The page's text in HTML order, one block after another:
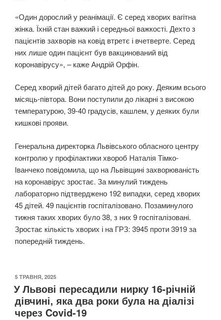
«Один дорослий у реанімації. Є серед хворих вагітна
жінка. Їхній стан важкий і середньої важкості. Дехто з
пацієнтів захворів на ковід втретє і вчетверте. Серед
них лише один пацієнт був вакцинований від
коронавірусу», – каже Андрій Орфін.
Серед хворий дітей багато дітей до року. Деяким всього
місяць-півтора. Вони поступили до лікарні з високою
температурою, 39-40 градусів, кашлем, у деяких були
кишкові прояви.
Генеральна директорка Львівського обласного центру
контролю у профілактики хвороб Наталія Тімко-
Іванчеко повідомила, що на Львівщині захворюваність
на коронавірус зростає. За минулий тиждень
лабораторно підтверджено 192 випадки, серед хворих
45 дітей. 49 пацієнтів госпіталізовано. Позаминулого
тижня таких хворих було 38, з них 9 госпіталізовані.
Зростає кількість хворих і на ГРЗ: 3945 проти 3919 за
попередній тиждень.
ОПУБЛІКОВАНО
5 ТРАВНЯ, 2025
У Львові пересадили нирку 16-річній
дівчині, яка два роки була на діалізі
через Covid-19